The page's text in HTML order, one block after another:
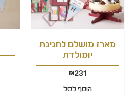
מארז מושלם לחגיגת
יומולדת
231
₪
הוסף לסל